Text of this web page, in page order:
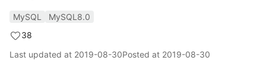
MySQL
MySQL8.0
38
Last updated at 2019-08-30Posted at 2019-08-30